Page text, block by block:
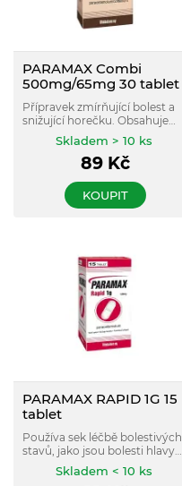
PARAMAX Combi
500mg/65mg 30 tablet
Přípravek zmírňující bolest a
snižující horečku. Obsahuje
paracetamol a kofein.
Skladem > 10 ks
89Kč
KOUPIT
PARAMAX RAPID 1G 15
tablet
Používa sek léčbě bolestivých
stavů, jako jsou bolesti hlavy
včetně migrény, bolesti zad,
zubů, bolestivá menstruace a
Skladem < 10 ks